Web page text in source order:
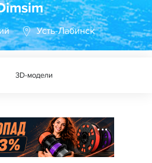
Усть-Лабинск
3D-модели